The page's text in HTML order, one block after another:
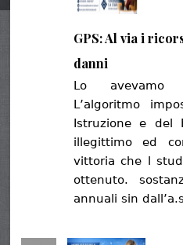
GPS: Al via i
danni
Lo avevamo
L’algoritmo
Istruzione e del
illegittimo ed
vittoria che l
ottenuto.
annuali sin